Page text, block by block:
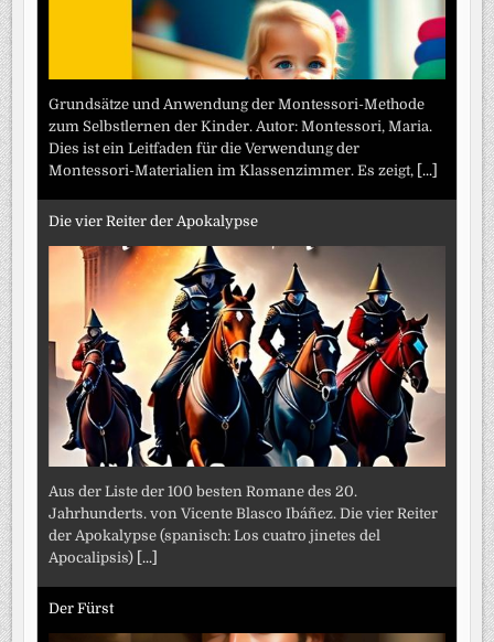
Grundsätze und Anwendung der Montessori-Methode
zum Selbstlernen der Kinder. Autor: Montessori, Maria.
Dies ist ein Leitfaden für die Verwendung der
Montessori-Materialien im Klassenzimmer. Es zeigt,
[...]
Die vier Reiter der Apokalypse
Aus der Liste der 100 besten Romane des 20.
Jahrhunderts. von Vicente Blasco Ibáñez. Die vier Reiter
der Apokalypse (spanisch: Los cuatro jinetes del
Apocalipsis) [...]
Der Fürst